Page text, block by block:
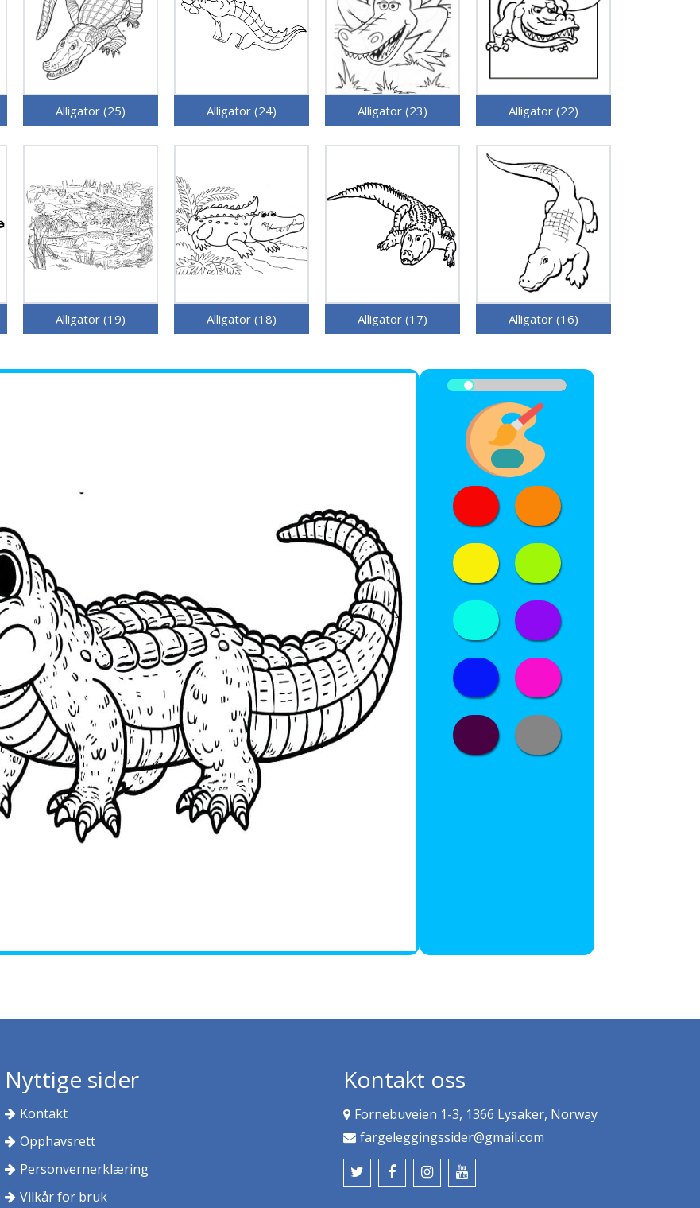
Alligator (25) Alligator (24) Alligator (23) Alligator (22)
Alligator (19) Alligator (18) Alligator (17) Alligator (16)
Nyttige sider
Kontakt
Opphavsrett
Personvernerklæring
Vilkår for bruk
Kontakt oss
Fornebuveien 1-3, 1366 Lysaker, Norway
fargeleggingssider@gmail.com